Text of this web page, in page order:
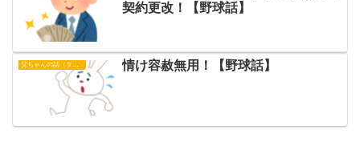
契約更改！【野球話】
父ちゃんの話（タイガース） 情け容赦無用！【野球話】